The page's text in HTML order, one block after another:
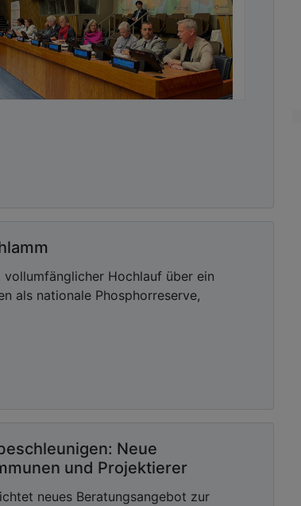
Hochlauf über ein
als nationale Phosphorreserve,
Neue
und Projektierer
neues Beratungsangebot zur